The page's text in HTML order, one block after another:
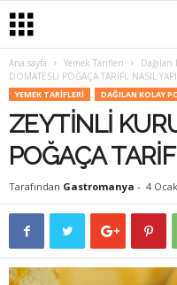
o
Ana sayfa Yemek Tarifleri Dağılan
DOMATESLİ POĞAÇA TARİFİ, NASIL
YEMEK TARIFLERI DAĞILAN KOLAY
ZEYTİNLİ
POĞAÇA
Tarafından Gastromanya - 4